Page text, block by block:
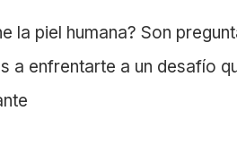
la piel humana? Son
a enfrentarte a un desafío